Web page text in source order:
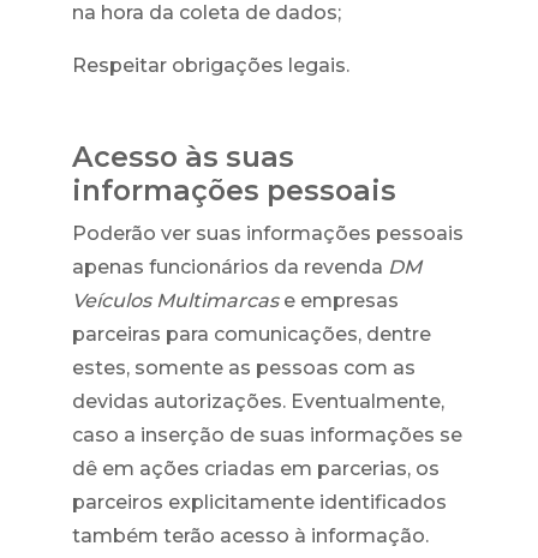
na hora da coleta de dados;
Respeitar obrigações legais.
Acesso às suas
informações pessoais
Poderão ver suas informações pessoais
apenas funcionários da revenda DM
Veículos Multimarcase empresas
parceiras para comunicações, dentre
estes, somente as pessoas com as
devidas autorizações. Eventualmente,
caso a inserção de suas informações se
dê em ações criadas em parcerias, os
parceiros explicitamente identificados
também terão acesso à informação.